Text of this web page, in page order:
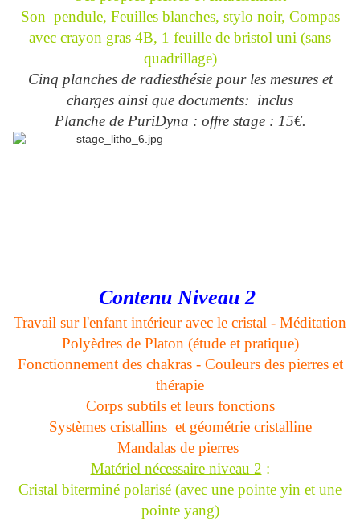
Son pendule, Feuilles blanches, stylo noir, Compas
avec crayon gras 4B, 1 feuille de bristol uni (sans
quadrillage)
Cinq planches de radiesthésie pour les mesures et
charges ainsi que documents: inclus
Planche de PuriDyna : offre stage : 15€.
Contenu Niveau 2
Travail sur l'enfant intérieur avec le cristal - Méditation
Polyèdres de Platon (étude et pratique)
Fonctionnement des chakras - Couleurs des pierres et
thérapie
Corps subtils et leurs fonctions
Systèmes cristallins et géométrie cristalline
Mandalas de pierres
Matériel nécessaire niveau 2 :
Cristal biterminé polarisé (avec une pointe yin et une
pointe yang)